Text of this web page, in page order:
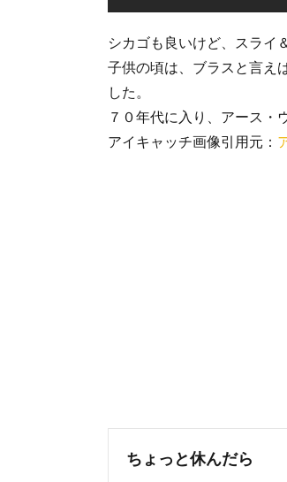
シカゴも良いけど、スライ
子供の頃は、ブラスと言え
した。
７０年代に入り、アース・
アイキャッチ画像引用元：
ちょっと休んだら